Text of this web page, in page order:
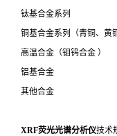
钛基合金系列
铜基合金系列（青铜、黄
高温合金（钼钨合金 ）
铝基合金
其他合金
XRF荧光光谱分析仪技术